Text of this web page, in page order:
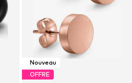
Nouveau
OFFRE